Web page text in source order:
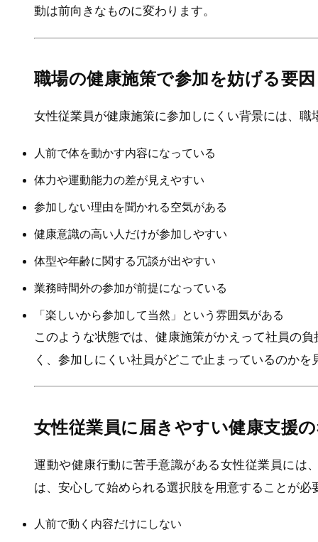
動は前向きなものに変わります。
職場の健康施策で参加を妨げる要因
女性従業員が健康施策に参加しにくい背景には、
人前で体を動かす内容になっている
体力や運動能力の差が見えやすい
参加しない理由を聞かれる空気がある
健康意識の高い人だけが参加しやすい
体型や年齢に関する冗談が出やすい
業務時間外の参加が前提になっている
「楽しいから参加して当然」という雰囲気がある
このような状態では、健康施策がかえって社員の
く、参加しにくい社員がどこで止まっているのかを
女性従業員に届きやすい健康支援
運動や健康行動に苦手意識がある女性従業員には
は、安心して始められる選択肢を用意することが必
人前で動く内容だけにしない